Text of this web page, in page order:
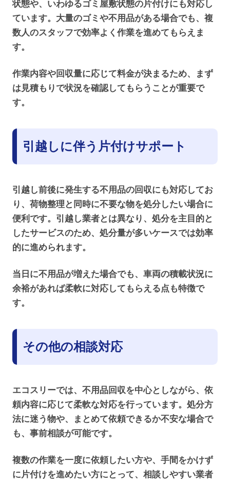
状態や、いわゆるゴミ屋敷状態の片付けにも対応し
ています。大量のゴミや不用品がある場合でも、複
数人のスタッフで効率よく作業を進めてもらえま
す。
作業内容や回収量に応じて料金が決まるため、まず
は見積もりで状況を確認してもらうことが重要で
す。
引越しに伴う片付けサポート
引越し前後に発生する不用品の回収にも対応してお
り、荷物整理と同時に不要な物を処分したい場合に
便利です。引越し業者とは異なり、処分を主目的と
したサービスのため、処分量が多いケースでは効率
的に進められます。
当日に不用品が増えた場合でも、車両の積載状況に
余裕があれば柔軟に対応してもらえる点も特徴で
す。
その他の相談対応
エコスリーでは、不用品回収を中心としながら、依
頼内容に応じて柔軟な対応を行っています。処分方
法に迷う物や、まとめて依頼できるか不安な場合で
も、事前相談が可能です。
複数の作業を一度に依頼したい方や、手間をかけず
に片付けを進めたい方にとって、相談しやすい業者